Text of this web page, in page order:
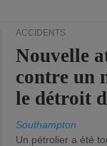
ACCIDENTS
Nouvelle
contre un
le détroit
Southampton
Un pétrolier a été